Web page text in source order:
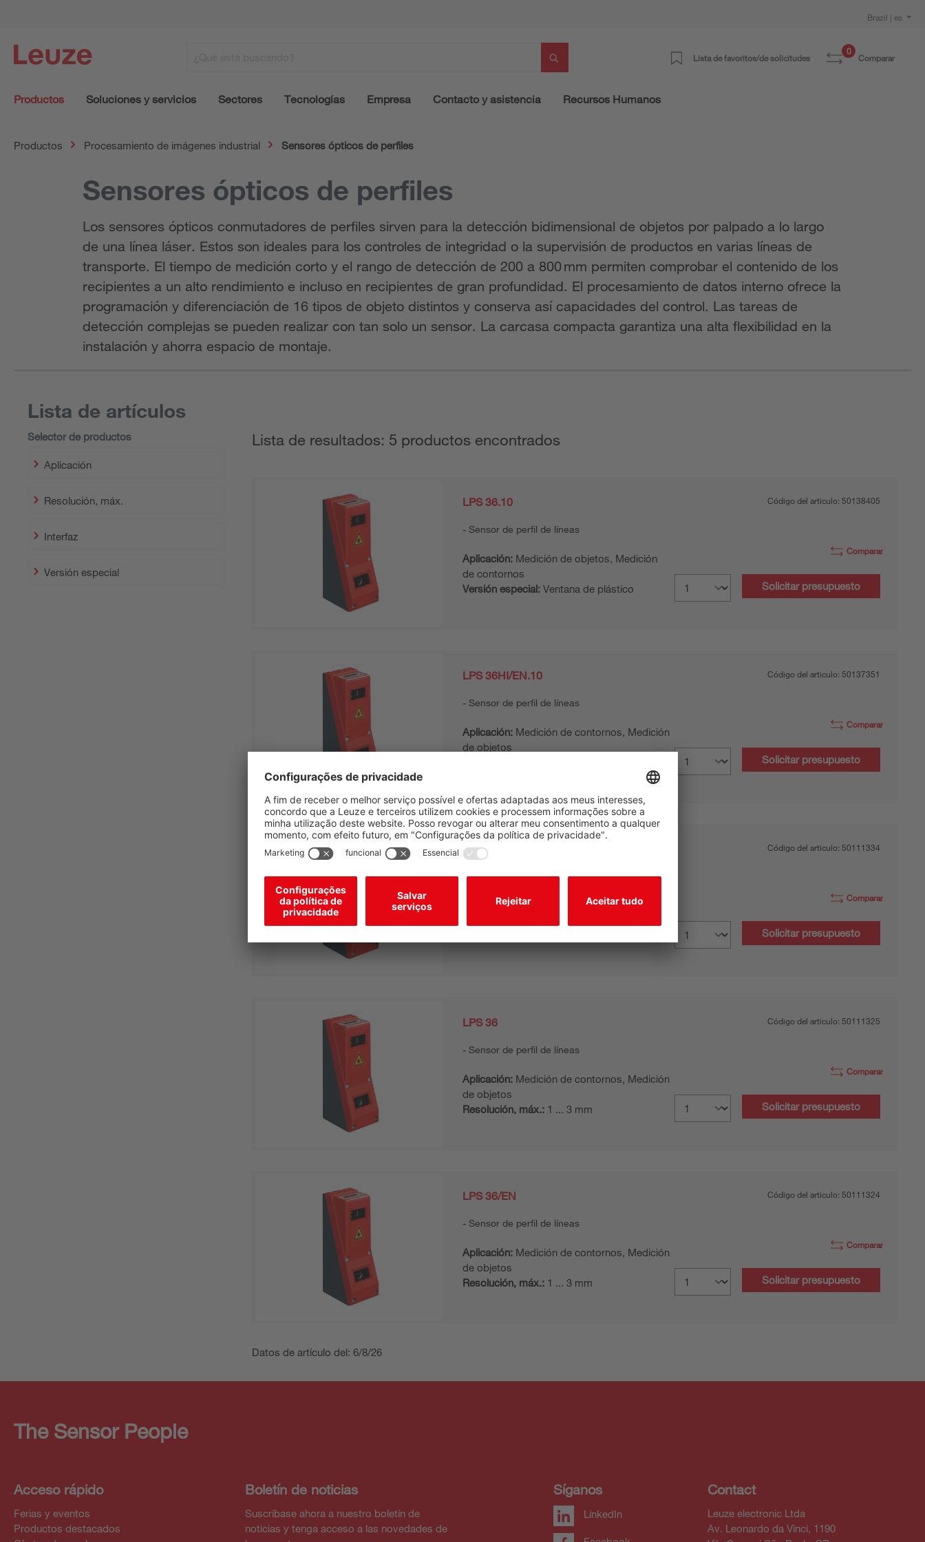
Brazil | es
Lista de favoritos/de solicitudes
0
Comparar
Productos Soluciones y servicios Sectores Tecnologías Empresa Contacto y asistencia Recursos Humanos
Productos Procesamiento de imágenes industrial Sensores ópticos de perfiles
Sensores ópticos de perfiles
Los sensores ópticos conmutadores de perfiles sirven para la detección bidimensional de objetos por palpado a lo largo
de una línea láser. Estos son ideales para los controles de integridad o la supervisión de productos en varias líneas de
transporte. El tiempo de medición corto y el rango de detección de 200 a 800 mm permiten comprobar el contenido de los
recipientes a un alto rendimiento e incluso en recipientes de gran profundidad. El procesamiento de datos interno ofrece la
programación y diferenciación de 16 tipos de objeto distintos y conserva así capacidades del control. Las tareas de
detección complejas se pueden realizar con tan solo un sensor. La carcasa compacta garantiza una alta flexibilidad en la
instalación y ahorra espacio de montaje.
Lista de artículos
Selector de productos
Aplicación
Resolución, máx.
Interfaz
Versión especial
Lista de resultados: 5 productos encontrados
LPS 36.10
Sensor de perfil de líneas
Aplicación: Medición de objetos, Medición
de contornos
Versión especial: Ventana de plástico
Código del articulo: 50138405
Comparar
Solicitar presupuesto
LPS 36HI/EN.10
Sensor de perfil de líneas
Aplicación: Medición de contornos, Medición
de objetos
Código del articulo: 50137351
Comparar
Solicitar presupuesto
LPS 36HI/EN
Sensor de perfil de líneas
Aplicación:Medición de contornos, Medición
Código del articulo: 50111334
Comparar
Solicitar presupuesto
LPS 36
Sensor de perfil de líneas
Aplicación: Medición de contornos, Medición
de objetos
Resolución, máx.: 1 ... 3 mm
Código del articulo: 50111325
Comparar
Solicitar presupuesto
LPS 36/EN
Sensor de perfil de líneas
Aplicación: Medición de contornos, Medición
de objetos
Resolución, máx.: 1 ... 3 mm
Código del articulo: 50111324
Comparar
Solicitar presupuesto
Datos de artículo del: 6/8/26
The Sensor People
Acceso rápido
Ferias y eventos
Productos destacados
Boletín de noticias
Suscríbase ahora a nuestro boletín de
noticias y tenga acceso a las novedades de
Síganos
LinkedIn
Contact
Leuze electronic Ltda
Av. Leonardo da Vinci, 1190